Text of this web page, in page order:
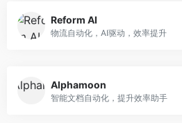
Reform AI
物流自动化，AI驱动，效率提升
Alphamoon
智能文档自动化，提升效率助手